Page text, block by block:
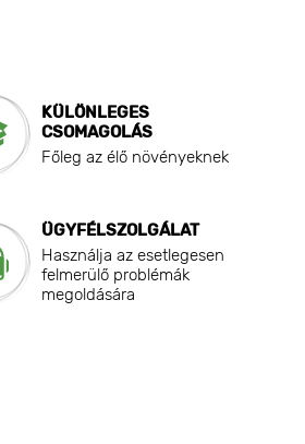
KÜLÖNLEGES
CSOMAGOLÁS
Főleg az élő növényeknek
ÜGYFÉLSZOLGÁLAT
Használja az esetlegesen
felmerülő problémák
megoldására